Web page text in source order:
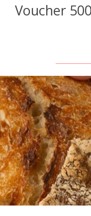
Voucher